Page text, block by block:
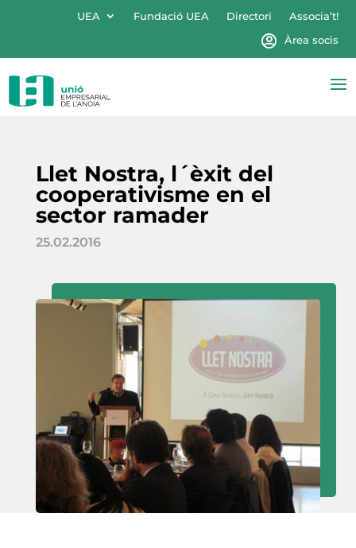
UEA Fundació UEA Directori
Associa’t!
Àrea socis
Llet Nostra, l´èxit del
cooperativisme en el
sector ramader
25.02.2016